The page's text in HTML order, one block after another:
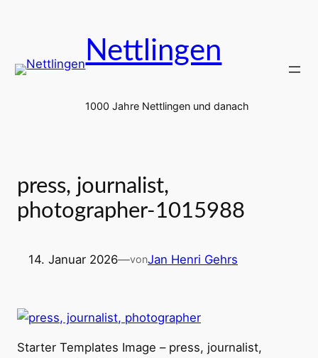
Nettlingen
1000 Jahre Nettlingen und danach
press, journalist,
photographer-1015988
14. Januar 2026—vonJan Henri Gehrs
Starter Templates Image – press, journalist,